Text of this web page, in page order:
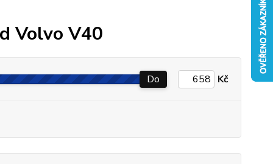
Volvo V40
Do Kč